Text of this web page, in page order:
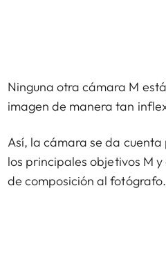
Ninguna otra cámara M
imagen de manera tan
Así, la cámara se da
los principales objetivos M
de composición al fotógrafo.